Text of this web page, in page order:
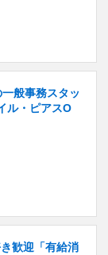
般事務スタッ
ル・ピアスO
歓迎「有給消